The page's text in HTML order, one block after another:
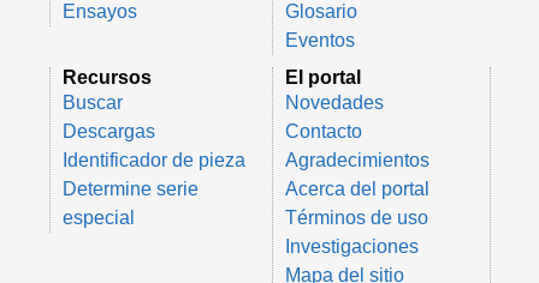
Ensayos
Glosario
Eventos
Recursos
Buscar
Descargas
Identificador de pieza
Determine serie
especial
El portal
Novedades
Contacto
Agradecimientos
Acerca del portal
Términos de uso
Investigaciones
Mapa del sitio